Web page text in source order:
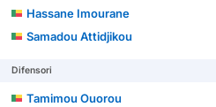
Hassane Imourane
Samadou Attidjikou
Difensori
Tamimou Ouorou